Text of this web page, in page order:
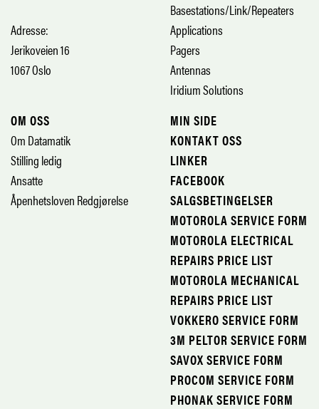
Adresse:
Jerikoveien 16
1067 Oslo
Basestations/Link/Repeaters
Applications
Pagers
Antennas
Iridium Solutions
OM OSS
Om Datamatik
Stilling ledig
Ansatte
Åpenhetsloven Redgjørelse
MIN SIDE
KONTAKT OSS
LINKER
FACEBOOK
SALGSBETINGELSER
MOTOROLA SERVICE FORM
MOTOROLA ELECTRICAL
REPAIRS PRICE LIST
MOTOROLA MECHANICAL
REPAIRS PRICE LIST
VOKKERO SERVICE FORM
3M PELTOR SERVICE FORM
SAVOX SERVICE FORM
PROCOM SERVICE FORM
PHONAK SERVICE FORM